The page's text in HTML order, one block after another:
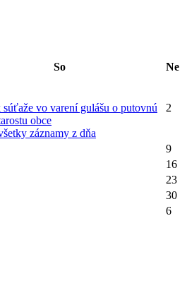
So Ne
súťaže vo varení gulášu o putovnú
obce
záznamy z dňa
2
9
16
23
30
6